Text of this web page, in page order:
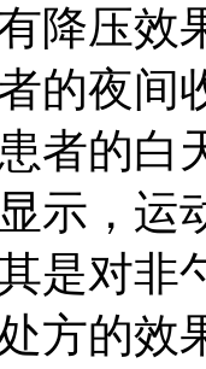
降压效
的夜间
者的白
示，运
是对非
方的效